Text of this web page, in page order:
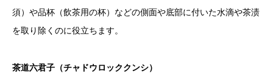
須）や品杯（飲茶用の杯）などの側面や底部に付いた水滴や茶渍
を取り除くのに役立ちます。
茶道六君子（チャドウロッククンシ）